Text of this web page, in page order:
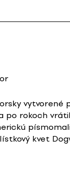
rokoch
kvet